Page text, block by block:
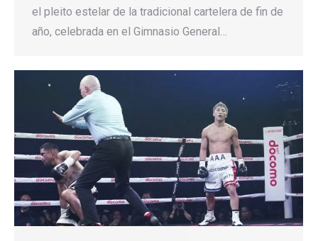
el pleito estelar de la tradicional cartelera de fin de
año, celebrada en el Gimnasio General…